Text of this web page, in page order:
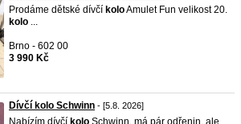
Prodáme dětské dívčí koloAmulet Fun velikost 20.
kolo ...
Brno - 602 00
3 990 Kč
Dívčí kolo Schwinn - [5.8. 2026]
Nabízím dívčí kolo Schwinn, má pár odřenin, ale